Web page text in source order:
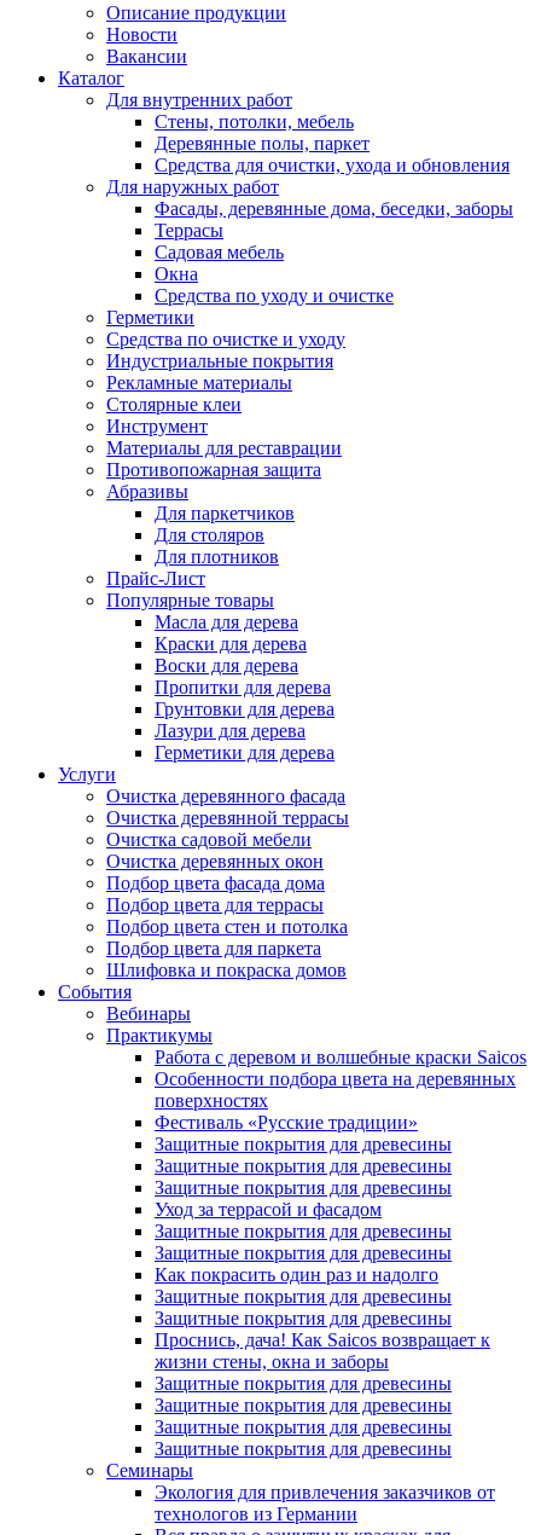
Описание продукции
Новости
Вакансии
Каталог
Для внутренних работ
Стены, потолки, мебель
Деревянные полы, паркет
Средства для очистки, ухода и обновления
Для наружных работ
Фасады, деревянные дома, беседки, заборы
Террасы
Садовая мебель
Окна
Средства по уходу и очистке
Герметики
Средства по очистке и уходу
Индустриальные покрытия
Рекламные материалы
Столярные клеи
Инструмент
Материалы для реставрации
Противопожарная защита
Абразивы
Для паркетчиков
Для столяров
Для плотников
Прайс-Лист
Популярные товары
Масла для дерева
Краски для дерева
Воски для дерева
Пропитки для дерева
Грунтовки для дерева
Лазури для дерева
Герметики для дерева
Услуги
Очистка деревянного фасада
Очистка деревянной террасы
Очистка садовой мебели
Очистка деревянных окон
Подбор цвета фасада дома
Подбор цвета для террасы
Подбор цвета стен и потолка
Подбор цвета для паркета
Шлифовка и покраска домов
События
Вебинары
Практикумы
Работа с деревом и волшебные краски Saicos
Особенности подбора цвета на деревянных
поверхностях
Фестиваль «Русские традиции»
Защитные покрытия для древесины
Защитные покрытия для древесины
Защитные покрытия для древесины
Уход за террасой и фасадом
Защитные покрытия для древесины
Защитные покрытия для древесины
Как покрасить один раз и надолго
Защитные покрытия для древесины
Защитные покрытия для древесины
Проснись, дача! Как Saicos возвращает к
жизни стены, окна и заборы
Защитные покрытия для древесины
Защитные покрытия для древесины
Защитные покрытия для древесины
Защитные покрытия для древесины
Семинары
Экология для привлечения заказчиков от
технологов из Германии